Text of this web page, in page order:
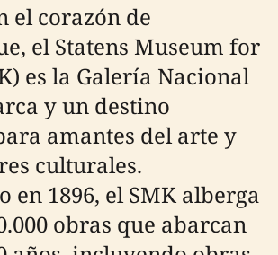
el corazón de
el Statens Museum for
es la Galería Nacional
y un destino
amantes del arte y
culturales.
en 1896, el SMK alberga
obras que abarcan